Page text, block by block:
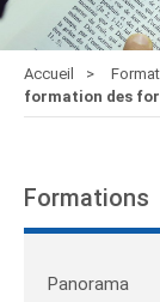
Accueil
formation des
Formations
Panorama